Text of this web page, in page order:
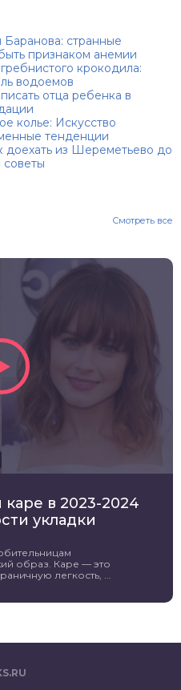
Баранова: странные
признаком анемии
крокодила:
водоемов
отца ребенка в
колье: Искусство
тенденции
доехать из Шереметьево до
Смотреть все
в 2023-2024
укладки
образ. Каре — это
легкость, ...